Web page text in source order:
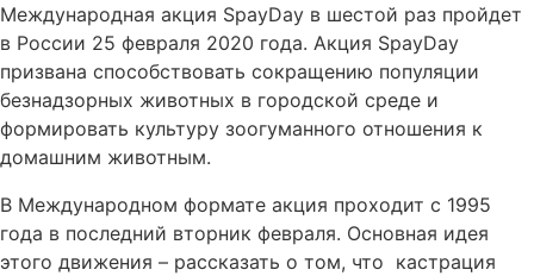
Международная акция SpayDay в шестой раз пройдет
в России 25 февраля 2020 года. Акция SpayDay
призвана способствовать сокращению популяции
безнадзорных животных в городской среде и
формировать культуру зоогуманного отношения к
домашним животным.
В Международном формате акция проходит с 1995
года в последний вторник февраля. Основная идея
этого движения – рассказать о том, что кастрация